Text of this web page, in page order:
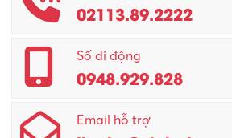
02113.89.2222
Số di động
0948.929.828
Email hỗ trợ